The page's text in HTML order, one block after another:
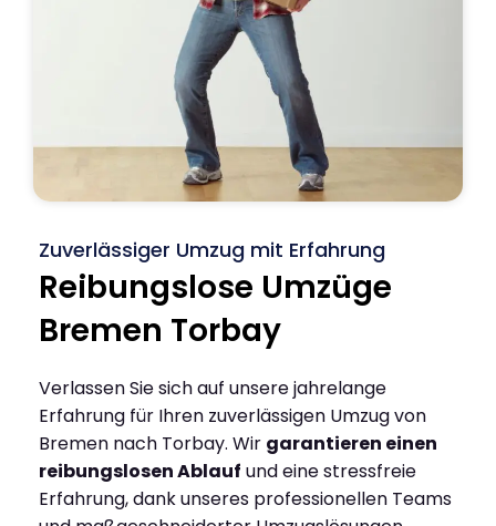
Zuverlässiger Umzug mit Erfahrung
Reibungslose Umzüge
Bremen Torbay
Verlassen Sie sich auf unsere jahrelange
Erfahrung für Ihren zuverlässigen Umzug von
Bremen nach Torbay. Wir garantieren einen
reibungslosen Ablauf und eine stressfreie
Erfahrung, dank unseres professionellen Teams